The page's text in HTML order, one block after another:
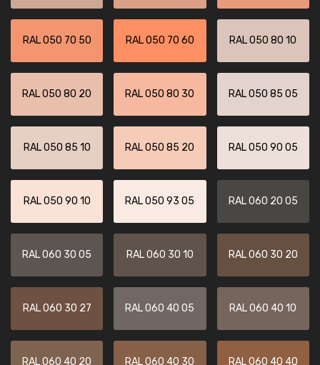
RAL 050 70 50 RAL 050 70 60 RAL 050 80 10
RAL 050 80 20 RAL 050 80 30 RAL 050 85 05
RAL 050 85 10 RAL 050 85 20 RAL 050 90 05
RAL 050 90 10 RAL 050 93 05 RAL 060 20 05
RAL 060 30 05 RAL 060 30 10 RAL 060 30 20
RAL 060 30 27 RAL 060 40 05 RAL 060 40 10
RAL 060 40 20 RAL 060 40 30 RAL 060 40 40